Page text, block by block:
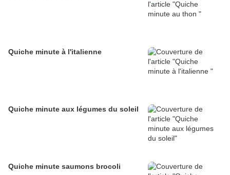
Quiche minute à l'italienne
Quiche minute aux légumes du soleil
Quiche minute saumons brocoli